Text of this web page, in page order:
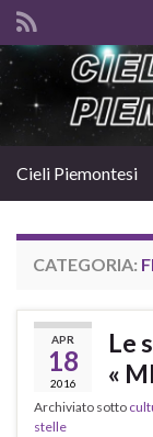
Cieli Piemontesi
CATEGORIA:
APR
18
2016
Le
«
Archiviato sotto
stelle